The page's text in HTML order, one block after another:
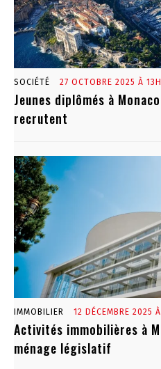
SOCIÉTÉ 27 OCTOBRE 2025 À
Jeunes diplômés à
recrutent
IMMOBILIER 12 DÉCEMBRE 2025
Activités immobilières à
ménage législatif